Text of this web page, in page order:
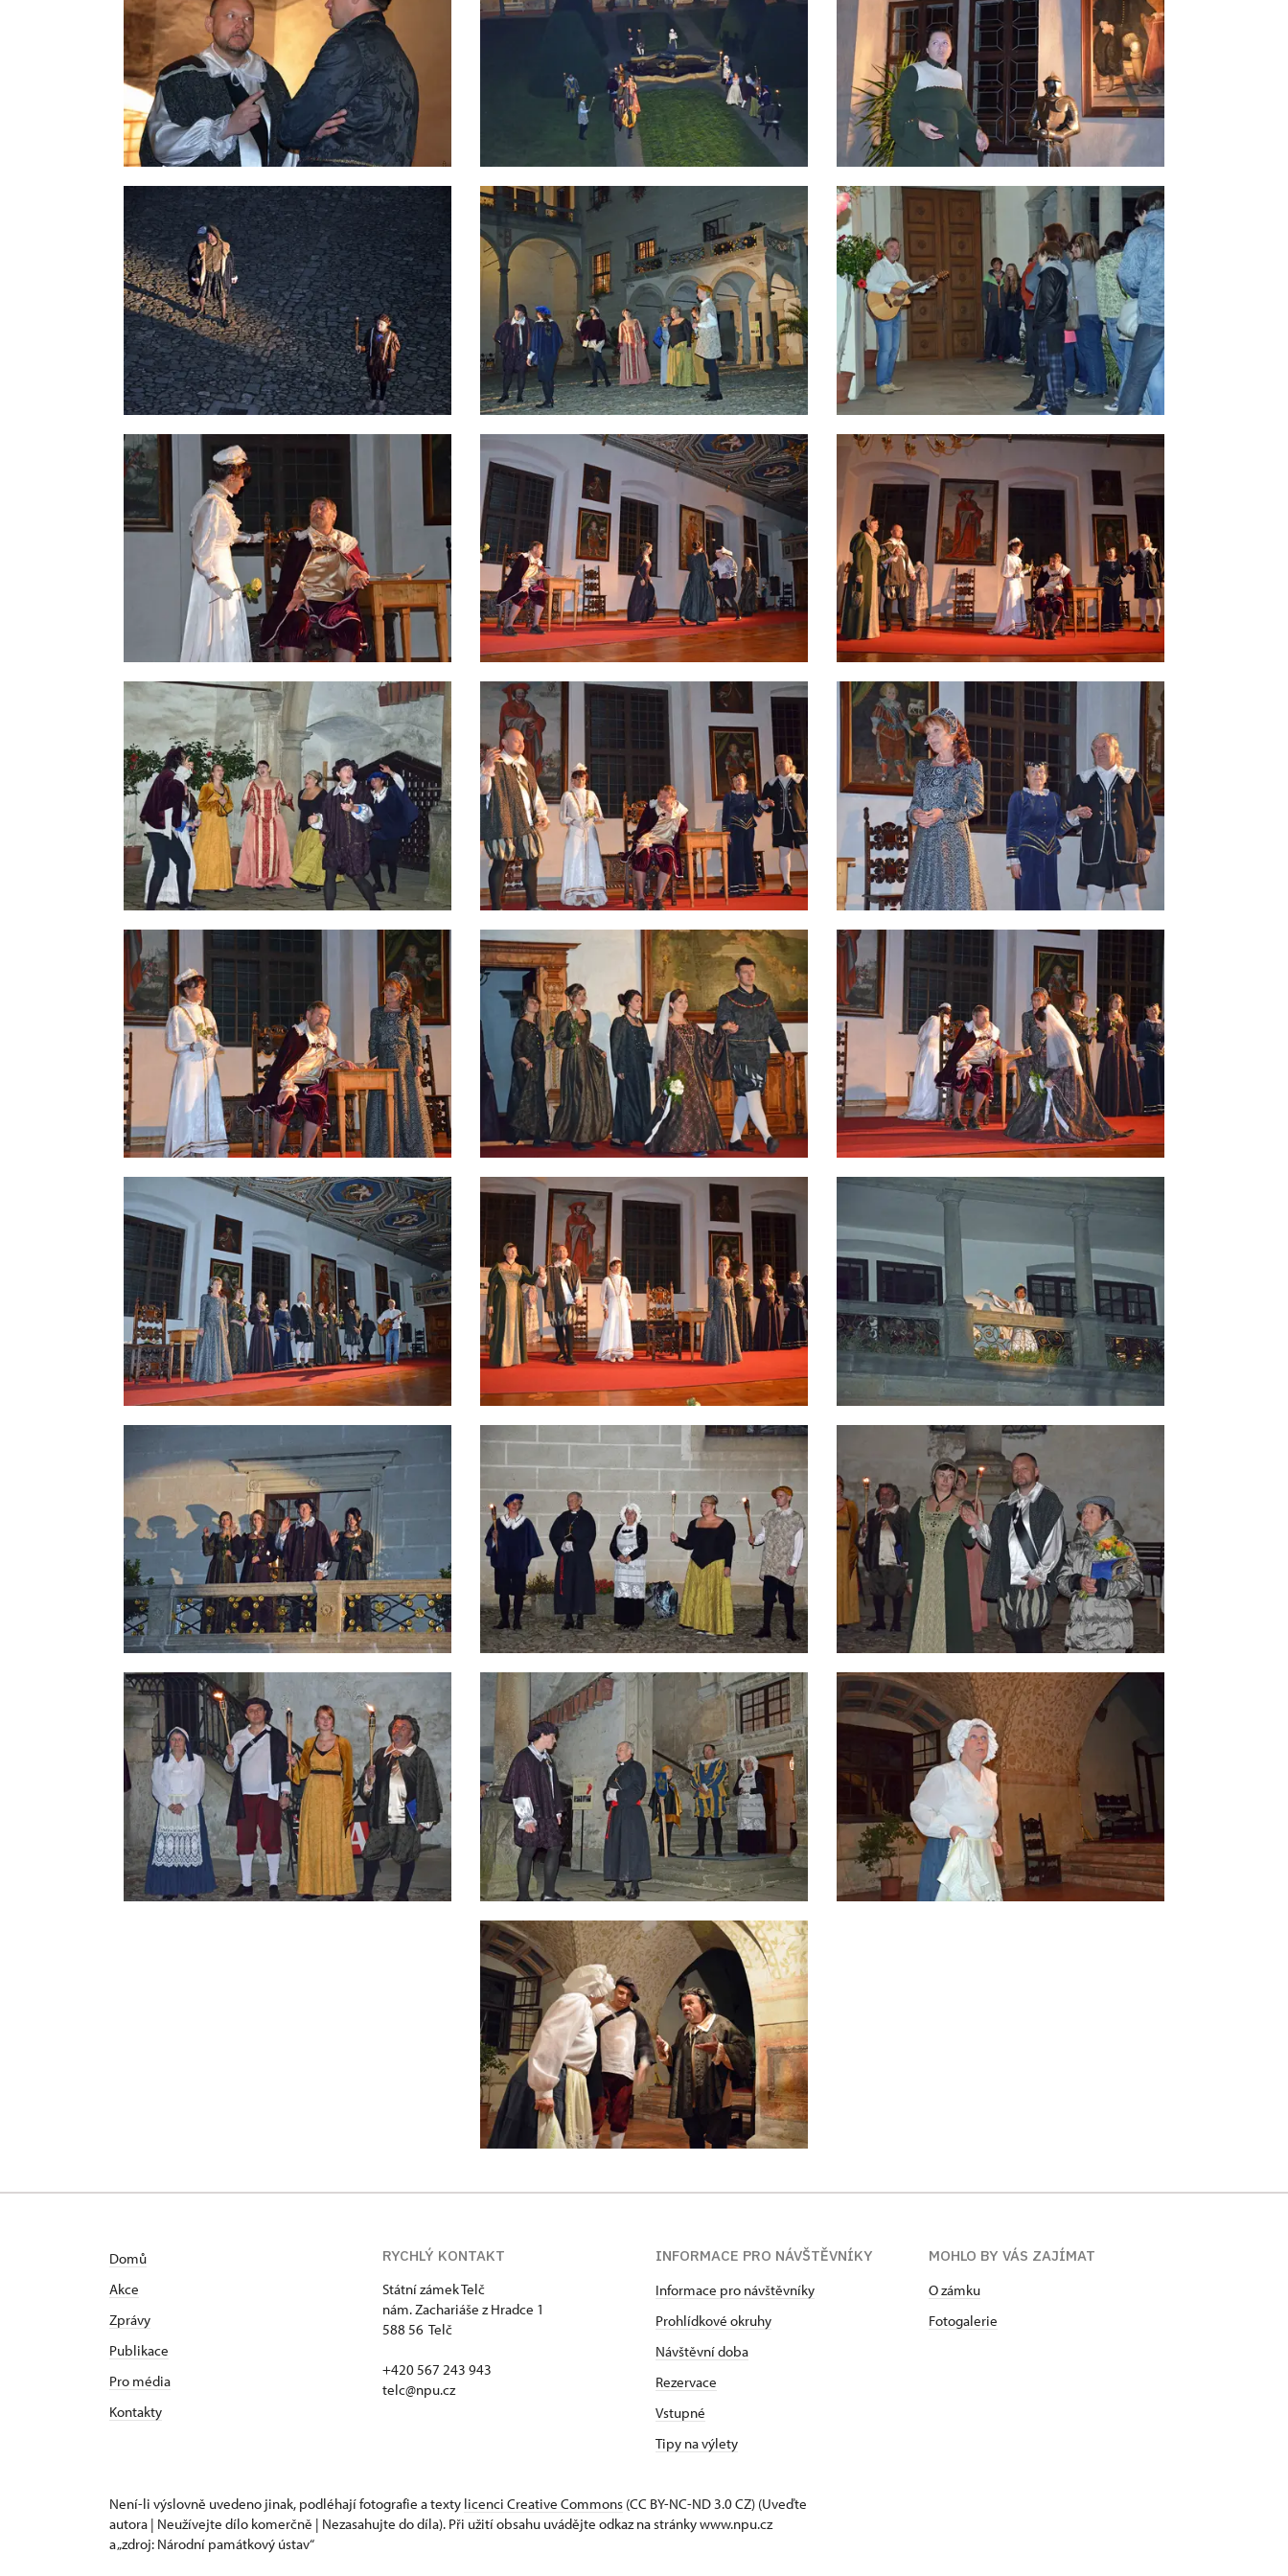
Domů
Akce
Zprávy
Publikace
Pro média
Kontakty
RYCHLÝ KONTAKT
Státní zámek Telč
nám. Zachariáše z Hradce 1
588 56 Telč
+420 567 243 943
telc@npu.cz
INFORMACE PRO NÁVŠTĚVNÍKY
Informace pro návštěvníky
Prohlídkové okruhy
Návštěvní doba
Rezervace
Vstupné
Tipy na výlety
MOHLO BY VÁS ZAJÍMAT
O zámku
Fotogalerie
Není-li výslovně uvedeno jinak, podléhají fotografie a texty licenci Creative Commons (CC BY-NC-ND 3.0 CZ) (Uveďte
autora | Neužívejte dílo komerčně | Nezasahujte do díla). Při užití obsahu uvádějte odkaz na stránky www.npu.cz
a „zdroj: Národní památkový ústav“